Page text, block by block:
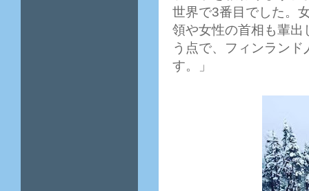
世界で3番目でした。
領や女性の首相も輩出
う点で、フィンラン
す。」